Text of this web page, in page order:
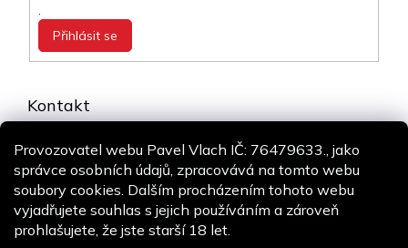
Provozovatel webu Pavel Vlach IČ: 76479633., jako
správce osobních údajů, zpracovává na tomto webu
soubory cookies. Dalším procházením tohoto webu
vyjadřujete souhlas s jejich používáním a zároveň
prohlašujete, že jste starší 18 let.
.
Přihlásit se
Kontakt
+420 775 106 530
Staň se fanouškem